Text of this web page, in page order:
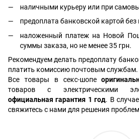
наличными курьеру или при
предоплата банковской картой без
наложенный платеж на Новой
суммы заказа, но не менее 35 грн.
Рекомендуем делать предоплату
платить комиссию почтовым службам.
Все товары в секс-шопе
товаров с электрическими
официальная гарантия 1 год. В
свяжитесь с нами для решения